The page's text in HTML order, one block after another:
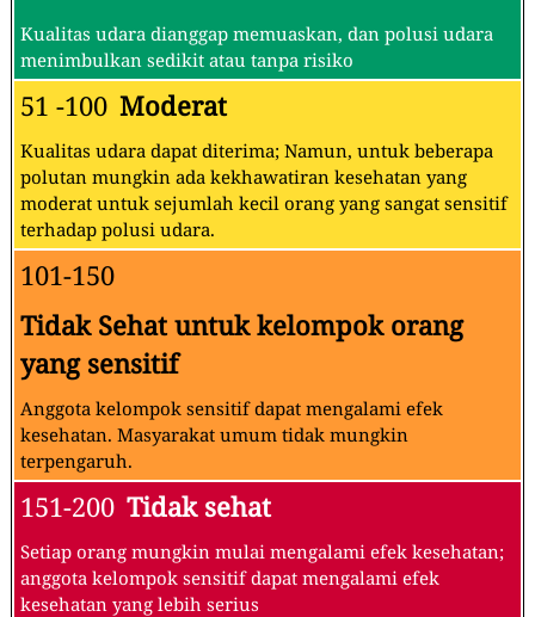
Kualitas udara dianggap memuaskan, dan polusi udara
menimbulkan sedikit atau tanpa risiko
51 -100 Moderat
Kualitas udara dapat diterima; Namun, untuk beberapa
polutan mungkin ada kekhawatiran kesehatan yang
moderat untuk sejumlah kecil orang yang sangat sensitif
terhadap polusi udara.
101-150
Tidak Sehat untuk kelompok orang
yang sensitif
Anggota kelompok sensitif dapat mengalami efek
kesehatan. Masyarakat umum tidak mungkin
terpengaruh.
151-200 Tidak sehat
Setiap orang mungkin mulai mengalami efek kesehatan;
anggota kelompok sensitif dapat mengalami efek
kesehatan yang lebih serius